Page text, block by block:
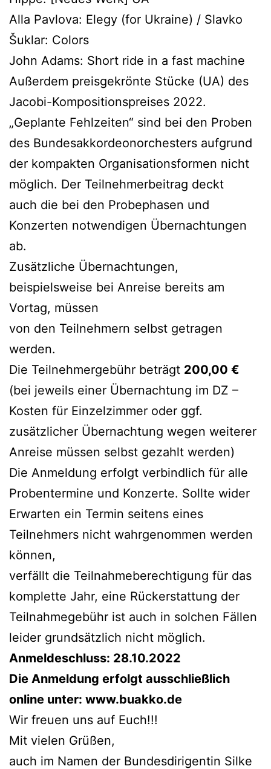
Alla Pavlova: Elegy (for Ukraine) / Slavko
Šuklar: Colors
John Adams: Short ride in a fast machine
Außerdem preisgekrönte Stücke (UA) des
Jacobi-Kompositionspreises 2022.
„Geplante Fehlzeiten“ sind bei den Proben
des Bundesakkordeonorchesters aufgrund
der kompakten Organisationsformen nicht
möglich. Der Teilnehmerbeitrag deckt
auch die bei den Probephasen und
Konzerten notwendigen Übernachtungen
ab.
Zusätzliche Übernachtungen,
beispielsweise bei Anreise bereits am
Vortag, müssen
von den Teilnehmern selbst getragen
werden.
Die Teilnehmergebühr beträgt 200,00 €
(bei jeweils einer Übernachtung im DZ –
Kosten für Einzelzimmer oder ggf.
zusätzlicher Übernachtung wegen weiterer
Anreise müssen selbst gezahlt werden)
Die Anmeldung erfolgt verbindlich für alle
Probentermine und Konzerte. Sollte wider
Erwarten ein Termin seitens eines
Teilnehmers nicht wahrgenommen werden
können,
verfällt die Teilnahmeberechtigung für das
komplette Jahr, eine Rückerstattung der
Teilnahmegebühr ist auch in solchen Fällen
leider grundsätzlich nicht möglich.
Anmeldeschluss: 28.10.2022
Die Anmeldung erfolgt ausschließlich
online unter: www.buakko.de
Wir freuen uns auf Euch!!!
Mit vielen Grüßen,
auch im Namen der Bundesdirigentin Silke